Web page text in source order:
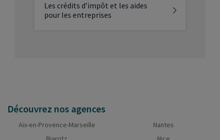
Les crédits d’impôt et les aides
pour les entreprises
Découvrez nos agences
Aix-en-Provence-Marseille
Nantes